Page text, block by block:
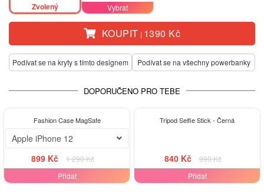
Zvolený Vybrat
KOUPIT | 1390 Kč
Podívat se na kryty s tímto designem Podívat se na všechny powerbanky
DOPORUČENO PRO TEBE
Fashion Case MagSafe
Apple iPhone 12
899 Kč
1 290 Kč
Přidat
Tripod Selfie Stick - Černá
840 Kč
990 Kč
Přidat